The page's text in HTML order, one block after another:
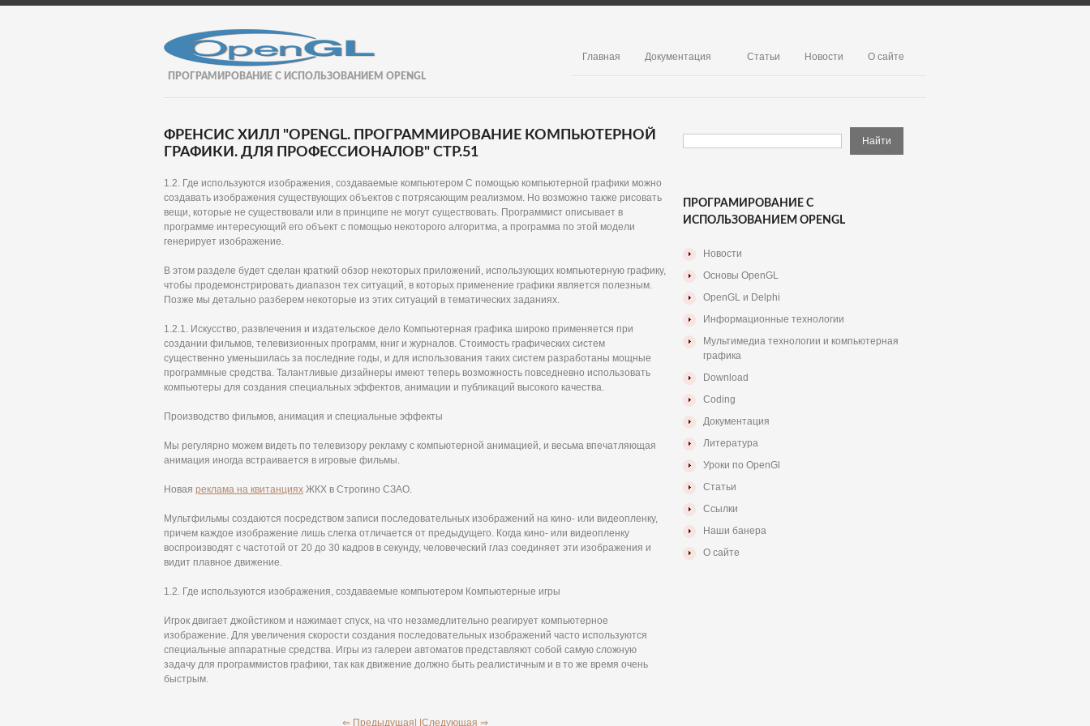
ПРОГРАМИРОВАНИЕ С ИСПОЛЬЗОВАНИЕМ OPENGL
Главная Документация Статьи Новости О сайте
ФРЕНСИС ХИЛЛ "OPENGL. ПРОГРАММИРОВАНИЕ КОМПЬЮТЕРНОЙ
ГРАФИКИ. ДЛЯ ПРОФЕССИОНАЛОВ" СТР.51
1.2. Где используются изображения, создаваемые компьютером С помощью компьютерной графики можно
создавать изображения существующих объектов с потрясающим реализмом. Но возможно также рисовать
вещи, которые не существовали или в принципе не могут существовать. Программист описывает в
программе интересующий его объект с помощью некоторого алгоритма, а программа по этой модели
генерирует изображение.
В этом разделе будет сделан краткий обзор некоторых приложений, использующих компьютерную графику,
чтобы продемонстрировать диапазон тех ситуаций, в которых применение графики является полезным.
Позже мы детально разберем некоторые из этих ситуаций в тематических заданиях.
1.2.1. Искусство, развлечения и издательское дело Компьютерная графика широко применяется при
создании фильмов, телевизионных программ, книг и журналов. Стоимость графических систем
существенно уменьшилась за последние годы, и для использования таких систем разработаны мощные
программные средства. Талантливые дизайнеры имеют теперь возможность повседневно использовать
компьютеры для создания специальных эффектов, анимации и публикаций высокого качества.
Производство фильмов, анимация и специальные эффекты
Мы регулярно можем видеть по телевизору рекламу с компьютерной анимацией, и весьма впечатляющая
анимация иногда встраивается в игровые фильмы.
Новая реклама на квитанциях ЖКХ в Строгино СЗАО.
Мультфильмы создаются посредством записи последовательных изображений на кино- или видеопленку,
причем каждое изображение лишь слегка отличается от предыдущего. Когда кино- или видеопленку
воспроизводят с частотой от 20 до 30 кадров в секунду, человеческий глаз соединяет эти изображения и
видит плавное движение.
1.2. Где используются изображения, создаваемые компьютером Компьютерные игры
Игрок двигает джойстиком и нажимает спуск, на что незамедлительно реагирует компьютерное
изображение. Для увеличения скорости создания последовательных изображений часто используются
специальные аппаратные средства. Игры из галереи автоматов представляют собой самую сложную
задачу для программистов графики, так как движение должно быть реалистичным и в то же время очень
быстрым.
⇐ Предыдущая| |Следующая ⇒
ПРОГРАМИРОВАНИЕ С
ИСПОЛЬЗОВАНИЕМ OPENGL
Новости
Основы OpenGL
OpenGL и Delphi
Информационные технологии
Мультимедиа технологии и компьютерная
графика
Download
Coding
Документация
Литература
Уроки по OpenGl
Статьи
Ссылки
Наши банера
О сайте